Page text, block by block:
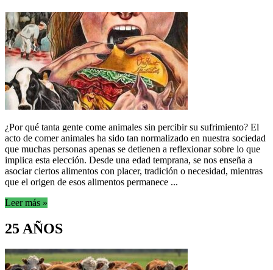
¿Por qué tanta gente come animales sin percibir su sufrimiento? El
acto de comer animales ha sido tan normalizado en nuestra sociedad
que muchas personas apenas se detienen a reflexionar sobre lo que
implica esta elección. Desde una edad temprana, se nos enseña a
asociar ciertos alimentos con placer, tradición o necesidad, mientras
que el origen de esos alimentos permanece ...
Leer más »
25 AÑOS